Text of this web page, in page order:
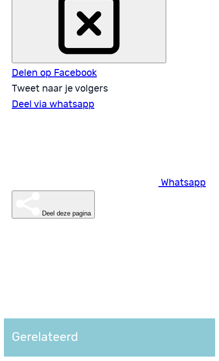
Delen op Facebook
Tweet naar je volgers
Deel via whatsapp
Whatsapp
Deel deze pagina
Gerelateerd